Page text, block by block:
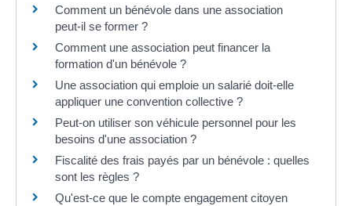
Comment un bénévole dans une association
peut-il se former ?
Comment une association peut financer la
formation d'un bénévole ?
Une association qui emploie un salarié doit-elle
appliquer une convention collective ?
Peut-on utiliser son véhicule personnel pour les
besoins d'une association ?
Fiscalité des frais payés par un bénévole : quelles
sont les règles ?
Qu'est-ce que le compte engagement citoyen